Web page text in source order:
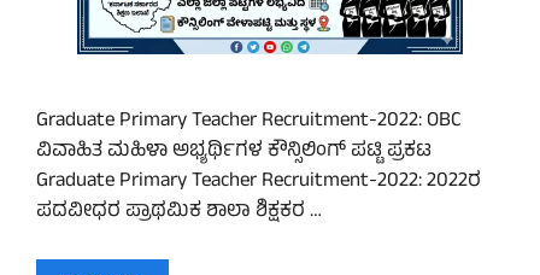
Graduate Primary Teacher Recruitment-2022: OBC
ವಿವಾಹಿತ ಮಹಿಳಾ ಅಭ್ಯರ್ಥಿಗಳ ಕೌನ್ಸಿಲಿಂಗ್ ಪಟ್ಟಿ ಪ್ರಕಟ
Graduate Primary Teacher Recruitment-2022: 2022ರ
ಪದವೀಧರ ಪ್ರಾಥಮಿಕ ಶಾಲಾ ಶಿಕ್ಷಕರ …